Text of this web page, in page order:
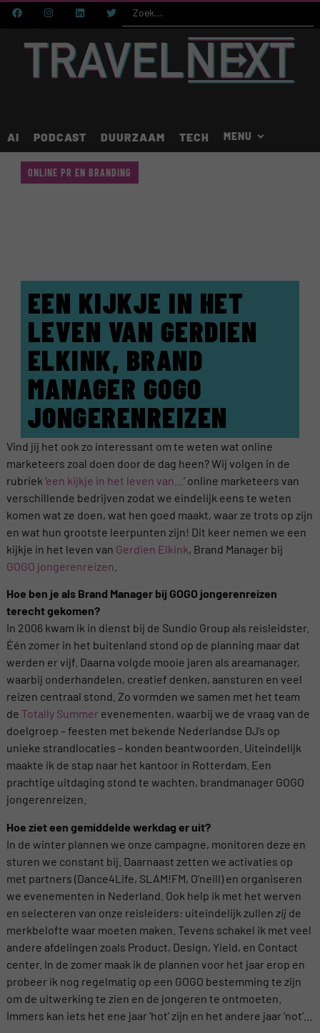
AI PODCAST DUURZAAM TECH
EEN KIJKJE IN HET
LEVEN VAN GERDIEN
ELKINK, BRAND
MANAGER GOGO
JONGERENREIZEN
ONLINE PR EN BRANDING
Vind jij het ook zo interessant om te weten wat online
marketeers zoal doen door de dag heen? Wij volgen in de
rubriek ‘een kijkje in het leven van… ’ online marketeers van
verschillende bedrijven zodat we eindelijk eens te weten
komen wat ze doen, wat hen goed maakt, waar ze trots op zijn
en wat hun grootste leerpunten zijn! Dit keer nemen we een
kijkje in het leven van Gerdien Elkink, Brand Manager bij
GOGO jongerenreizen
Hoe ben je als Brand Manager bij GOGO jongerenreizen
terecht gekomen?
In 2006 kwam ik in dienst bij de Sundio Group als reisleidster.
Één zomer in het buitenland stond op de planning maar dat
werden er vijf. Daarna volgde mooie jaren als areamanager,
waarbij onderhandelen, creatief denken, aansturen en veel
reizen centraal stond. Zo vormden we samen met het team
de Totally Summerevenementen, waarbij we de vraag van de
doelgroep – feesten met bekende Nederlandse DJ’s op
unieke strandlocaties – konden beantwoorden. Uiteindelijk
maakte ik de stap naar het kantoor in Rotterdam. Een
prachtige uitdaging stond te wachten, brandmanager GOGO
jongerenreizen.
Hoe ziet een gemiddelde werkdag er uit?
In de winter plannen we onze campagne, monitoren deze en
sturen we constant bij. Daarnaast zetten we activaties op
met partners (Dance4Life, SLAM!FM, O’neill) en organiseren
we evenementen in Nederland. Ook help ik met het werven
en selecteren van onze reisleiders: uiteindelijk zullen zijde
merkbelofte waar moeten maken. Tevens schakel ik met veel
andere afdelingen zoals Product, Design, Yield, en Contact
center. In de zomer maak ik de plannen voor het jaar erop en
probeer ik nog regelmatig op een GOGO bestemming te zijn
om de uitwerking te zien en de jongeren te ontmoeten.
Immers kan iets het ene jaar ‘hot’ zijn en het andere jaar ‘not’…